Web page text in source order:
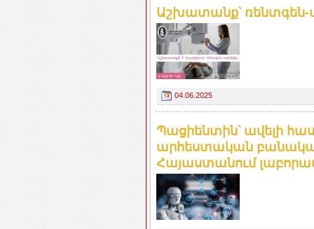
Աշխատանք՝ ռենտգեն-
04.06.2025
Պացիենտին՝ ավելի
արհեստական
Հայաստանում